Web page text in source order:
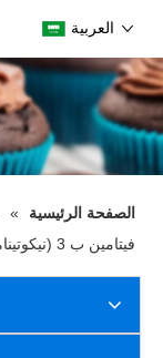
العربية
الصفحة الرئيسية »
فيتامين ب 3 (نيكوتيناميد)